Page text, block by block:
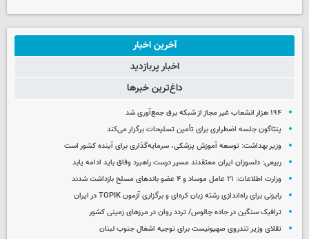
آخرین اخبار
اخبار پربازدید
داغ‌ترین خبرها
۱۹۴ هزار انشعاب غیر مجاز از شبکه برق جمع‌آوری شد
پنتاگون جلسه اضطراری برای تأمین تسلیحات برگزار می‌کند
وزیر بهداشت: توسعه آموزش پزشکی، سرمایه‌گذاری برای آینده کشور است
ربیعی: دلسوزان ایران معتقدند مسیر درست راهبرد وفاق باید ادامه یابد
وزارت اطلاعات: ۲۱ عامل موساد و ۴ عضو باندهای مسلح بازداشت شدند
رایزنی برای راه‌اندازی رشته زبان کره‌ای و برگزاری آزمون TOPIK در ایران
ترافیک سنگین در جاده چالوس/ تردد روان در مرزهای زمینی کشور
تقلای وزیر تندروی صهیونیست برای توجیه اشغال جنوب لبنان